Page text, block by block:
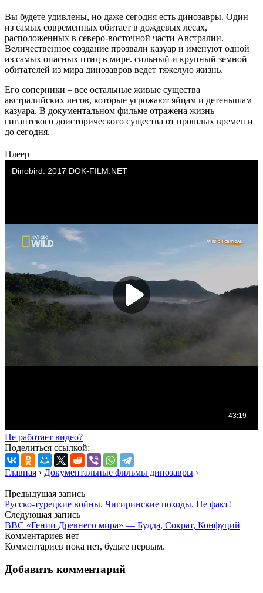
Вы будете удивлены, но даже сегодня есть динозавры. Один
из самых современных обитает в дождевых лесах,
расположенных в северо-восточной части Австралии.
Величественное создание прозвали казуар и именуют одной
из самых опасных птиц в мире. сильный и крупный земной
обитателей из мира динозавров ведет тяжелую жизнь.
Его соперники – все остальные живые существа
австралийских лесов, которые угрожают яйцам и детенышам
казуара. В документальном фильме отражена жизнь
гигантского доисторического существа от прошлых времен и
до сегодня.
Плеер
Не работает видео?
Поделиться ссылкой:
Главная › Документальные фильмы динозавры ›
Предыдущая запись
Русско-турецкие войны. Чигиринские походы. Не факт!
Следующая запись
BBC «Гении Древнего мира» — Будда, Сократ, Конфуций
Комментариев нет
Комментариев пока нет, будьте первым.
Добавить комментарий